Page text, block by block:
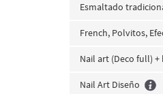
Esmaltado
French, Polvitos,
Nail art (Deco full)
Nail Art Diseño